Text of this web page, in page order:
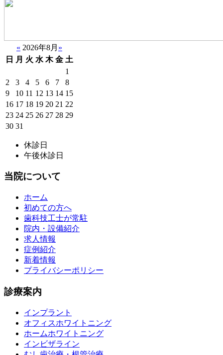
« 2026年8月 »
日
月 火 水 木 金 土
1
2
3 4 5 6 7
8
9
10 11 12 13 14 15
16 17 18 19 20 21 22
23 24 25 26 27 28 29
30 31
休診日
午後休診日
当院について
ホーム
初めての方へ
歯科技工士が常駐
院内・設備紹介
求人情報
症例紹介
新着情報
プライバシーポリシー
診療案内
インプラント
オフィスホワイトニング
ホームホワイトニング
インビザライン